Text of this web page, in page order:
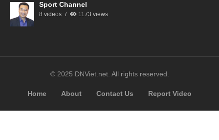
Sport Channel
8 videos 1173 views
© 2025 DNViet.net. All rights reserved.
Home About Contact Us Report Video